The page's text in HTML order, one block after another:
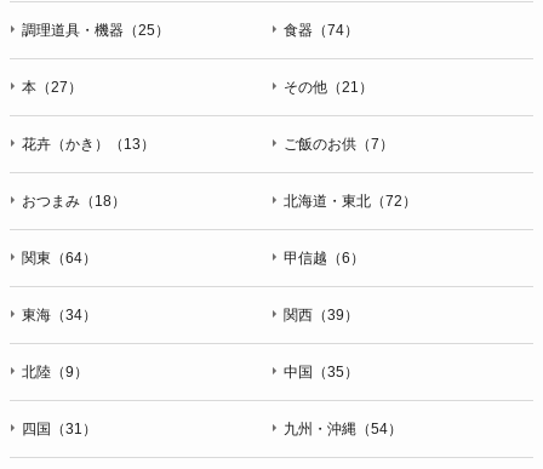
調理道具・機器（25） 食器（74）
本（27） その他（21）
花卉（かき）（13） ご飯のお供（7）
おつまみ（18） 北海道・東北（72）
関東（64） 甲信越（6）
東海（34） 関西（39）
北陸（9） 中国（35）
四国（31） 九州・沖縄（54）